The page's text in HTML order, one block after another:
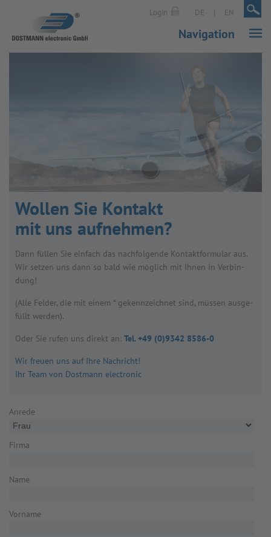
Login DE | EN |
Navigation
Wol­len Sie Kon­takt
mit uns auf­neh­men?
Dann fül­len Sie ein­fach das nach­fol­gende Kon­takt­for­mu­lar aus.
Wir set­zen uns dann so bald wie mög­lich mit Ihnen in Ver­bin­
dung!
(Alle Fel­der, die mit einem * gekenn­zeich­net sind, müs­sen aus­ge­
füllt wer­den).
Oder Sie rufen uns direkt an: Tel. +49 (0)9342 8586-0
Wir freuen uns auf Ihre Nachricht!
Ihr Team von Dostmann electronic
Anrede
Firma
Name
Vorname